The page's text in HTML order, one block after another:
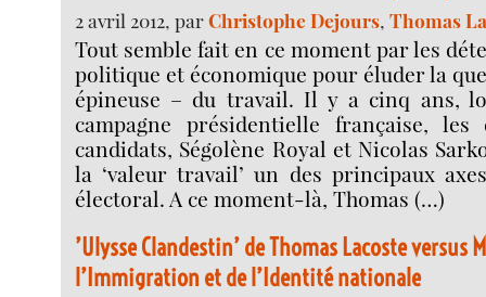
2 avril 2012, parChristophe Dejours,Thomas
Tout semble fait en ce moment par les
politique et économique pour éluder la
épineuse – du travail. Il y a cinq ans,
campagne présidentielle française, les
candidats, Ségolène Royal et Nicolas
la ‘valeur travail’ un des principaux
électoral. A ce moment-là, Thomas (…)
’Ulysse Clandestin’ de Thomas Lacoste versus
l’Immigration et de l’Identité nationale